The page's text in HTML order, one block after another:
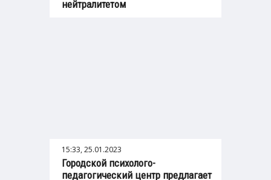
нейтралитетом
15:33, 25.01.2023
Городской психолого-
педагогический центр предлагает